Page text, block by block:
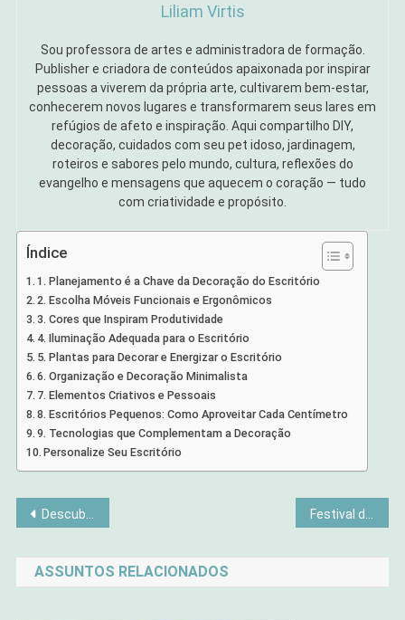
Liliam Virtis
Sou professora de artes e administradora de formação.
Publisher e criadora de conteúdos apaixonada por inspirar
pessoas a viverem da própria arte, cultivarem bem-estar,
conhecerem novos lugares e transformarem seus lares em
refúgios de afeto e inspiração. Aqui compartilho DIY,
decoração, cuidados com seu pet idoso, jardinagem,
roteiros e sabores pelo mundo, cultura, reflexões do
evangelho e mensagens que aquecem o coração — tudo
com criatividade e propósito.
Índice
1. Planejamento é a Chave da Decoração do Escritório
2. Escolha Móveis Funcionais e Ergonômicos
3. Cores que Inspiram Produtividade
4. Iluminação Adequada para o Escritório
5. Plantas para Decorar e Energizar o Escritório
6. Organização e Decoração Minimalista
7. Elementos Criativos e Pessoais
8. Escritórios Pequenos: Como Aproveitar Cada Centímetro
9. Tecnologias que Complementam a Decoração
Personalize Seu Escritório
Navegação
de
Post
Descubra os 5 Exercícios Mais Eficazes para Acabar com Dores nas Costas em Casa Festival de Cinema de Veneza 2025: Tudo Sobre a 82ª Edição do Evento
ASSUNTOS RELACIONADOS